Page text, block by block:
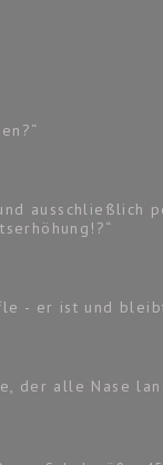
ausschließlich
- er ist und
der alle Nase